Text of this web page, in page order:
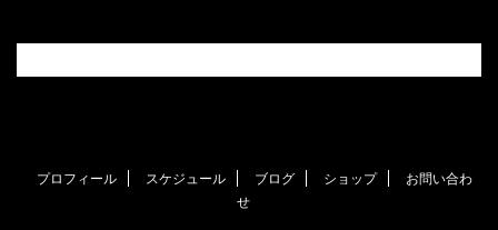
プロフィール スケジュール ブログ ショップ
お問い合わ
せ